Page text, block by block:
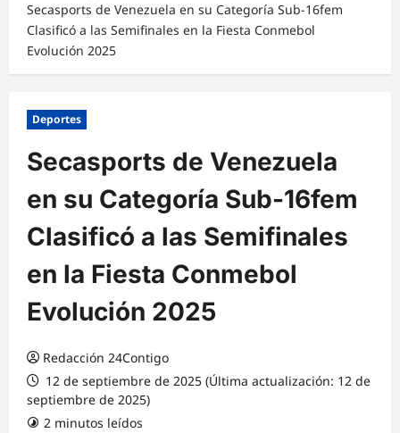
Secasports de Venezuela en su Categoría Sub-16fem
Clasificó a las Semifinales en la Fiesta Conmebol
Evolución 2025
Deportes
Secasports de Venezuela
en su Categoría Sub-16fem
Clasificó a las Semifinales
en la Fiesta Conmebol
Evolución 2025
Redacción 24Contigo
12 de septiembre de 2025 (Última actualización: 12 de
septiembre de 2025)
2 minutos leídos